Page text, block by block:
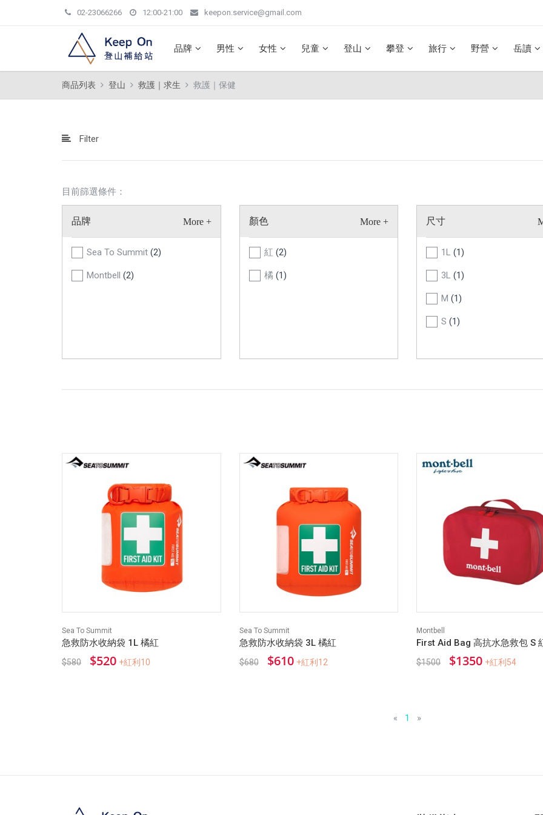
02-23066266 12:00-21:00 keepon.service@gmail.com
品牌 男性 女性 兒童 登山 攀登 旅行 野營 岳讀
商品列表 登山 救護｜求生 救護｜保健
Filter
目前篩選條件：
品牌
Sea To Summit (2)
Montbell (2)
顏色
紅 (2)
橘 (1)
尺寸
1L (1)
3L (1)
M (1)
S (1)
Sea To Summit
急救防水收納袋 1L 橘紅
$580 $520 +紅利10
Sea To Summit
急救防水收納袋 3L 橘紅
$680 $610 +紅利12
Montbell
First Aid Bag 高抗水急救包 S
$1500 $1350 +紅利54
« 1 »